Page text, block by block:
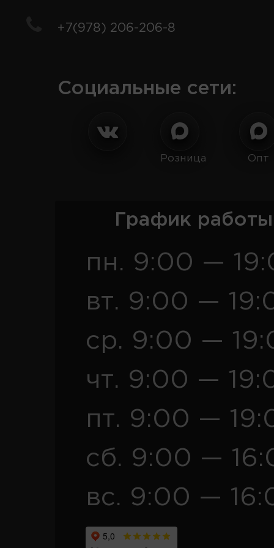
+7(978) 206-206-8
Социальные сети:
Розница Опт
График
пн. 9:00 —
вт. 9:00 —
ср. 9:00 —
чт. 9:00 —
пт. 9:00 —
сб. 9:00 —
вс. 9:00 —